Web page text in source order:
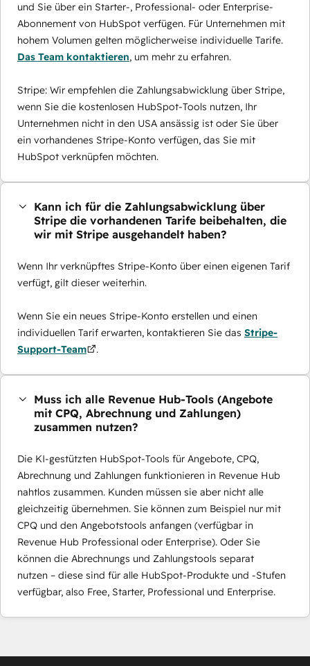
und Sie über ein Starter-, Professional- oder Enterprise-
Abonnement von HubSpot verfügen. Für Unternehmen mit
hohem Volumen gelten möglicherweise individuelle Tarife.
Das Team kontaktieren, um mehr zu erfahren.
Stripe: Wir empfehlen die Zahlungsabwicklung über Stripe,
wenn Sie die kostenlosen HubSpot-Tools nutzen, Ihr
Unternehmen nicht in den USA ansässig ist oder Sie über
ein vorhandenes Stripe-Konto verfügen, das Sie mit
HubSpot verknüpfen möchten.
Kann ich für die Zahlungsabwicklung über
Stripe die vorhandenen Tarife beibehalten, die
wir mit Stripe ausgehandelt haben?
Wenn Ihr verknüpftes Stripe-Konto über einen eigenen Tarif
verfügt, gilt dieser weiterhin.
Wenn Sie ein neues Stripe-Konto erstellen und einen
individuellen Tarif erwarten, kontaktieren Sie das Stripe-
Support-Team
.
Muss ich alle Revenue Hub-Tools (Angebote
mit CPQ, Abrechnung und Zahlungen)
zusammen nutzen?
Die KI-gestützten HubSpot-Tools für Angebote, CPQ,
Abrechnung und Zahlungen funktionieren in Revenue Hub
nahtlos zusammen. Kunden müssen sie aber nicht alle
gleichzeitig übernehmen. Sie können zum Beispiel nur mit
CPQ und den Angebotstools anfangen (verfügbar in
Revenue Hub Professional oder Enterprise). Oder Sie
können die Abrechnungs und Zahlungstools separat
nutzen – diese sind für alle HubSpot-Produkte und -Stufen
verfügbar, also Free, Starter, Professional und Enterprise.